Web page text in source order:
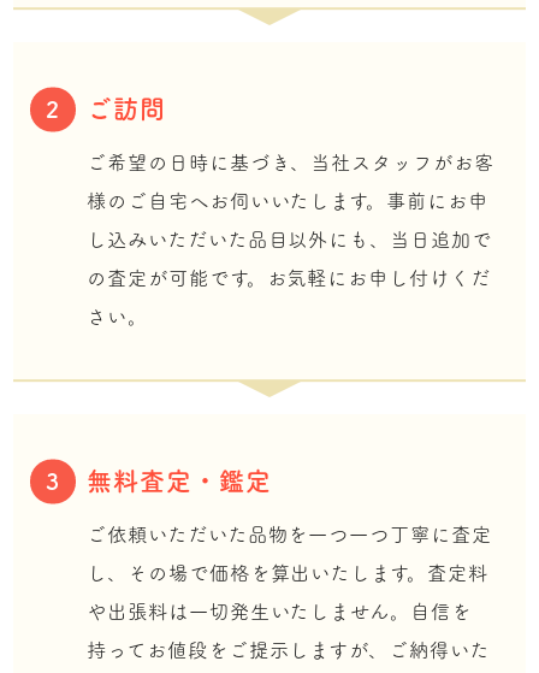
2 ご訪問
ご希望の日時に基づき、当社スタッフがお客
様のご自宅へお伺いいたします。事前にお申
し込みいただいた品目以外にも、当日追加で
の査定が可能です。お気軽にお申し付けくだ
さい。
3 無料査定・鑑定
ご依頼いただいた品物を一つ一つ丁寧に査定
し、その場で価格を算出いたします。査定料
や出張料は一切発生いたしません。自信を
持ってお値段をご提示しますが、ご納得いた